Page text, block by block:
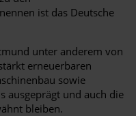
ist das Deutsche
unter anderem von
erneuerbaren
sowie
ausgeprägt und auch die
bleiben.